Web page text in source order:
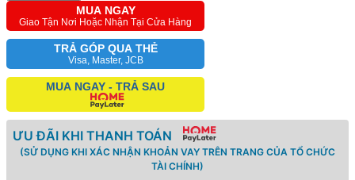
MUA NGAY
Giao Tận Nơi Hoặc Nhận Tại Cửa Hàng
TRẢ GÓP QUA THẺ
Visa, Master, JCB
MUA NGAY - TRẢ SAU
ƯU ĐÃI KHI THANH TOÁN
(SỬ DỤNG KHI XÁC NHẬN KHOẢN VAY TRÊN TRANG CỦA TỔ CHỨC
TÀI CHÍNH)